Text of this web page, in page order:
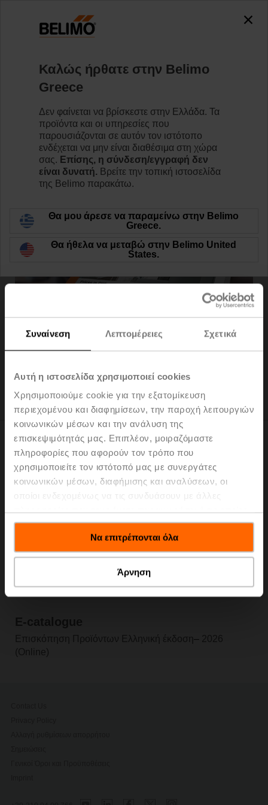
Συναίνεση Λεπτομέρειες Σχετικά
Αυτή η ιστοσελίδα χρησιμοποιεί cookies
Χρησιμοποιούμε cookie για την εξατομίκευση
περιεχομένου και διαφημίσεων, την παροχή λειτουργιών
κοινωνικών μέσων και την ανάλυση της
επισκεψιμότητάς μας. Επιπλέον, μοιραζόμαστε
πληροφορίες που αφορούν τον τρόπο που
χρησιμοποιείτε τον ιστότοπό μας με συνεργάτες
κοινωνικών μέσων, διαφήμισης και αναλύσεων, οι
οποίοι ενδεχομένως να τις συνδυάσουν με άλλες
έχουν συλλέξει σε σχέση με την από μέρους σας χρήση
των υπηρεσιών τους.Να επιτρέπονται όλα
Άρνηση
Αρχική σελίδα
Τιμοκατάλογος Προϊόντων
Ισχύει από 1η Ιανουαρίου 2026
Επισκόπηση Προϊόντων Ελληνική έκδοση –2026
(Online)
Καλώς ήρθατε στην Belimo
Greece
Δεν φαίνεται να βρίσκεστε στην Ελλάδα. Τα
προϊόντα και οι υπηρεσίες που
παρουσιάζονται σε αυτόν τον ιστότοπο
ενδέχεται να μην είναι διαθέσιμα στη χώρα
σας. Επίσης, η σύνδεση/εγγραφή δεν
είναι δυνατή. Βρείτε την τοπική ιστοσελίδα
της Belimo παρακάτω.
Θα μου άρεσε να παραμείνω στην Belimo
Greece.
Θα ήθελα να μεταβώ στην Belimo United
States.